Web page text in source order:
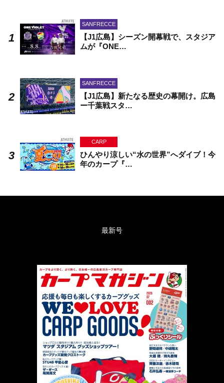
SANFRECCE
【J1広島】シーズン開幕戦で、スタジア
ムが『ONE…
SANFRECCE
【J1広島】新たなる歴史の幕開け。広島
ー千葉戦スタ…
CARP
ひんやり涼しい“水の世界”へダイブ！今
年のカープ『…
最新号